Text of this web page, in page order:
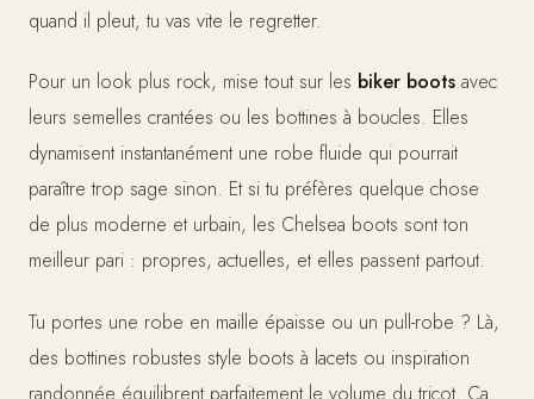
quand il pleut, tu vas vite le regretter.
Pour un look plus rock, mise tout sur les biker boots avec
leurs semelles crantées ou les bottines à boucles. Elles
dynamisent instantanément une robe fluide qui pourrait
paraître trop sage sinon. Et si tu préfères quelque chose
de plus moderne et urbain, les Chelsea boots sont ton
meilleur pari : propres, actuelles, et elles passent partout.
Tu portes une robe en maille épaisse ou un pull-robe ? Là,
des bottines robustes style boots à lacets ou inspiration
randonnée équilibrent parfaitement le volume du tricot. Ça